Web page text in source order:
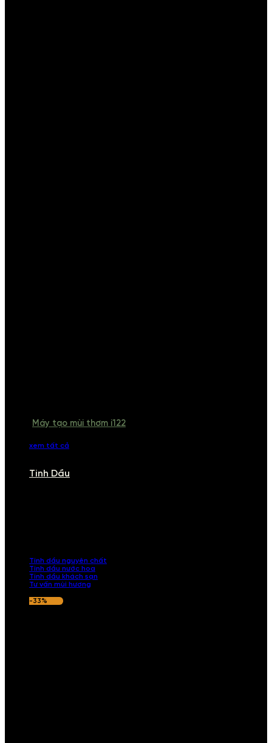
Máy tạo mùi thơm i122
xem tất cả
Tinh Dầu
Tinh dầu nguyên chất
Tinh dầu nước hoa
Tinh dầu khách sạn
Tư vấn mùi hương
-33%